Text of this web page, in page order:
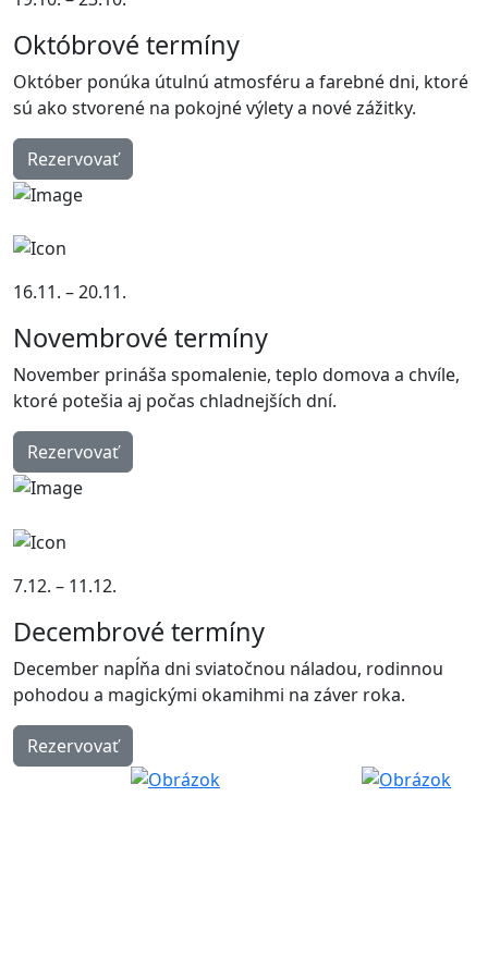
Októbrové termíny
Október ponúka útulnú atmosféru a farebné dni, ktoré
sú ako stvorené na pokojné výlety a nové zážitky.
Rezervovať
16.11. – 20.11.
Novembrové termíny
November prináša spomalenie, teplo domova a chvíle,
ktoré potešia aj počas chladnejších dní.
Rezervovať
7.12. – 11.12.
Decembrové termíny
December napĺňa dni sviatočnou náladou, rodinnou
pohodou a magickými okamihmi na záver roka.
Rezervovať